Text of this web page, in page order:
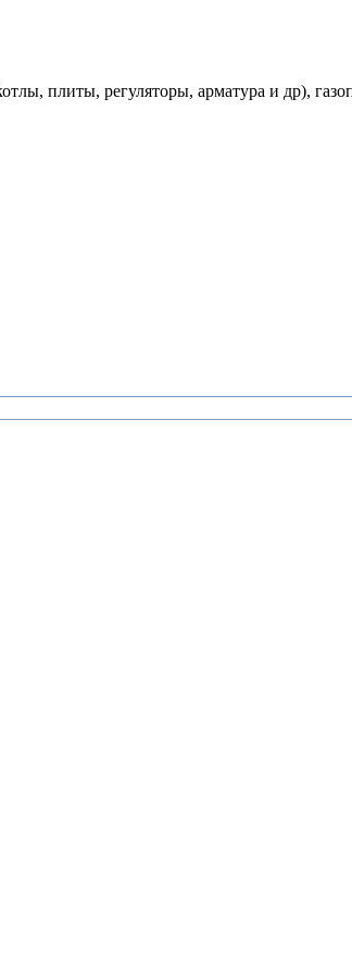
плиты, регуляторы, арматура и др),